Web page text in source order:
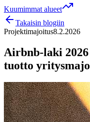
Kuumimmat alueet
Takaisin blogiin
Projektimajoitus8.2.2026
Airbnb-laki
tuotto